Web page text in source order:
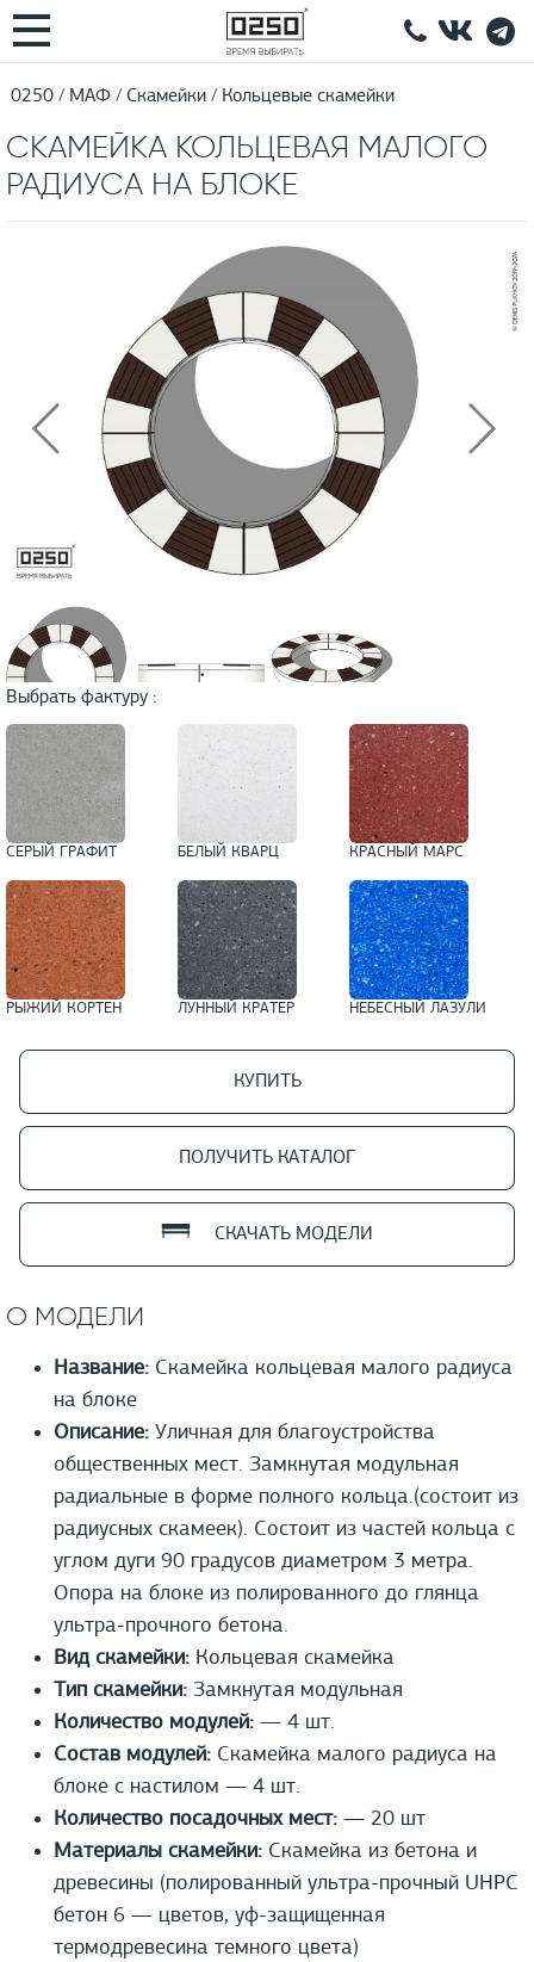
0250 МАФ Скамейки Кольцевые скамейки
СКАМЕЙКА КОЛЬЦЕВАЯ МАЛОГО
РАДИУСА НА БЛОКЕ
Выбрать фактуру :
СЕРЫЙ ГРАФИТ БЕЛЫЙ КВАРЦ КРАСНЫЙ МАРС
РЫЖИЙ КОРТЕН ЛУННЫЙ КРАТЕР НЕБЕСНЫЙ ЛАЗУЛИ
КУПИТЬ
ПОЛУЧИТЬ КАТАЛОГ
СКАЧАТЬ МОДЕЛИ
О МОДЕЛИ
Название: Скамейка кольцевая малого радиуса
на блоке
Описание: Уличная для благоустройства
общественных мест. Замкнутая модульная
радиальные в форме полного кольца.(состоит из
радиусных скамеек). Состоит из частей кольца с
углом дуги 90 градусов диаметром 3 метра.
Опора на блоке из полированного до глянца
ультра-прочного бетона.
Вид скамейки: Кольцевая скамейка
Тип скамейки: Замкнутая модульная
Количество модулей: — 4 шт.
Состав модулей: Скамейка малого радиуса на
блоке с настилом — 4 шт.
Количество посадочных мест: — 20 шт
Материалы скамейки: Скамейка из бетона и
древесины (полированный ультра-прочный UHPС
бетон 6 — цветов, уф-защищенная
термодревесина темного цвета)